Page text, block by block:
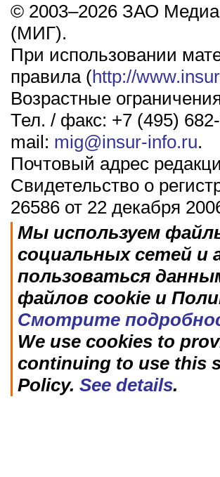
© 2003–2026 ЗАО
(МИГ).
При использовании
правила (http://
Возрастные
Тел. / факс: +7 (495)
mail: mig@insur-info.ru.
Почтовый адрес
Свидетельство о
26586 от 22 декабря
Мы используем
социальных сетей и
пользоваться
файлов cookie и
Смотрите
We use cookies to
continuing to use this
Policy. See details.